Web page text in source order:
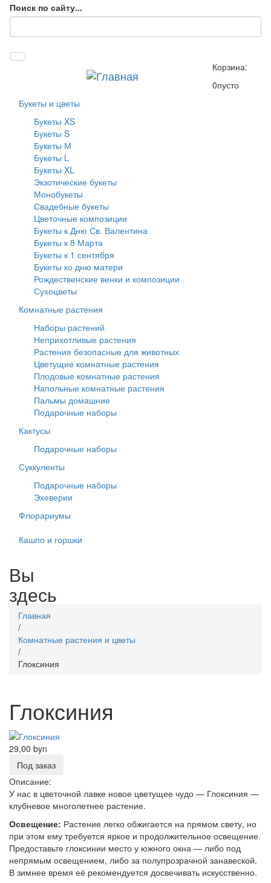
Поиск по сайту...
Корзина:
0пусто
Букеты и цветы
Букеты XS
Букеты S
Букеты М
Букеты L
Букеты XL
Экзотические букеты
Монобукеты
Свадебные букеты
Цветочные композиции
Букеты к Дню Св. Валентина
Букеты к 8 Марта
Букеты к 1 сентября
Букеты ко дню матери
Рождественские венки и композиции
Сухоцветы
Комнатные растения
Наборы растений
Неприхотливые растения
Растения безопасные для животных
Цветущие комнатные растения
Плодовые комнатные растения
Напольные комнатные растения
Пальмы домашние
Подарочные наборы
Кактусы
Подарочные наборы
Суккуленты
Подарочные наборы
Эхеверии
Флорариумы
Кашпо и горшки
Вы
здесь
Главная
/
Комнатные растения и цветы
/
Глоксиния
Глоксиния
29,00 byn
Под заказ
Описание:
У нас в цветочной лавке новое цветущее чудо — Глоксиния —
клубневое многолетнее растение.
Освещение: Растение легко обжигается на прямом свету, но
при этом ему требуется яркое и продолжительное освещение.
Предоставьте глоксинии место у южного окна — либо под
непрямым освещением, либо за полупрозрачной занавеской.
В зимнее время её рекомендуется досвечивать искусственно.